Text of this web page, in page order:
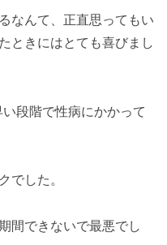
なんて、正直思ってもい
ときにはとても喜びまし
段階で性病にかかって
でした。
間できないで最悪でし